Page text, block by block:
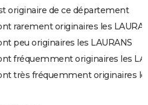
originaire de ce département
rarement originaires les
peu originaires les LAURANS
fréquemment originaires les
très fréquemment originaires